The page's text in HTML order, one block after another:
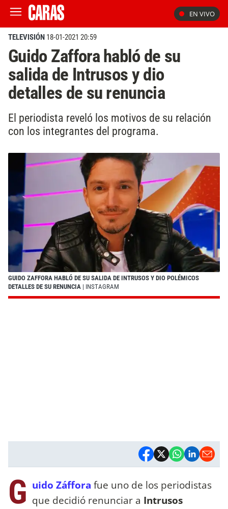
EN VIVO
TELEVISIÓN 18-01-2021 20:59
Guido Zaffora habló de su
salida de Intrusos y dio
detalles de su renuncia
El periodista reveló los motivos de su relación
con los integrantes del programa.
GUIDO ZAFFORA HABLÓ DE SU SALIDA DE INTRUSOS Y DIO POLÉMICOS
DETALLES DE SU RENUNCIA | INSTAGRAM
G uido Záffora fue uno de los periodistas
que decidió renunciar a Intrusos